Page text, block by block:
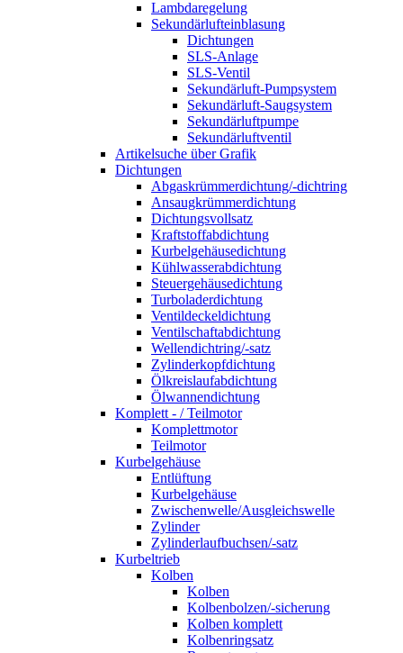
Lambdaregelung
Sekundärlufteinblasung
Dichtungen
SLS-Anlage
SLS-Ventil
Sekundärluft-Pumpsystem
Sekundärluft-Saugsystem
Sekundärluftpumpe
Sekundärluftventil
Artikelsuche über Grafik
Dichtungen
Abgaskrümmerdichtung/-dichtring
Ansaugkrümmerdichtung
Dichtungsvollsatz
Kraftstoffabdichtung
Kurbelgehäusedichtung
Kühlwasserabdichtung
Steuergehäusedichtung
Turboladerdichtung
Ventildeckeldichtung
Ventilschaftabdichtung
Wellendichtring/-satz
Zylinderkopfdichtung
Ölkreislaufabdichtung
Ölwannendichtung
Komplett - / Teilmotor
Komplettmotor
Teilmotor
Kurbelgehäuse
Entlüftung
Kurbelgehäuse
Zwischenwelle/Ausgleichswelle
Zylinder
Zylinderlaufbuchsen/-satz
Kurbeltrieb
Kolben
Kolben
Kolbenbolzen/-sicherung
Kolben komplett
Kolbenringsatz